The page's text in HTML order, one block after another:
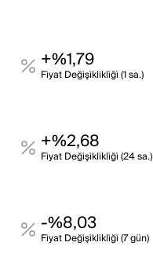
+%1,79
Fi̇yat Deği̇şi̇kli̇kli̇ği̇ (1 sa.)
+%2,68
Fi̇yat Deği̇şi̇kli̇kli̇ği̇ (24 sa.)
-%8,03
Fi̇yat Deği̇şi̇kli̇kli̇ği̇ (7 gün)